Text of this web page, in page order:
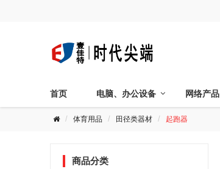
首页 电脑、办公设备 网络产品
体育用品 田径类器材 起跑器
商品分类